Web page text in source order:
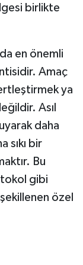
birlikte
en önemli
Amaç
ya
Asıl
daha
sıkı bir
Bu
gibi
özel